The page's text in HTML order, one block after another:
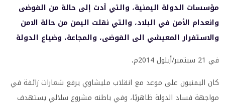
مؤسسات الدولة اليمنية، والتي أدت إلى حالة من الفوضى
وانعدام الأمن في البلاد، والتي نقلت اليمن من حالة الامن
والاستفرار المعيشي الى الفوضى، والمجاعة، وضياع الدولة
في 21 سبتمبر/أيلول 2014م،
كان اليمنيون على موعد مع انقلاب مليشاوي يرفع شعارات زائفة في
مواجهة فساد الدولة ظاهريًا، وفي باطنه مشروع سلالي يستهدف